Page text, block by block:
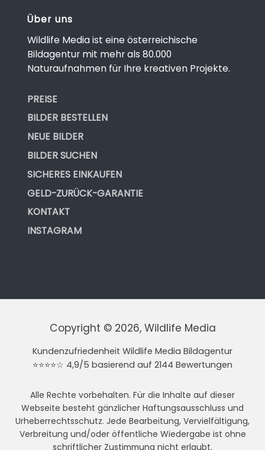
Über uns
Wildlife Media ist eine österreichische
Bildagentur mit mehr als 80.000
Naturaufnahmen für Ihre kreativen Projekte.
PREISE
BILDER BESTELLEN
NEUE BILDER
BILDER SUCHEN
SICHERES EINKAUFEN
GELD-ZURÜCK-GARANTIE
KONTAKT
INSTAGRAM
Copyright © 2026, Wildlife Media
Kundenzufriedenheit Wildlife Media Bildagentur
⭐⭐⭐⭐☆ 4,9/5 basierend auf 2144 Bewertungen
Alle Rechte vorbehalten. Für die Inhalte auf dieser
Webseite besteht gänzlicher Haftungsausschluss und
Urheberrechtsschutz. Jede Bearbeitung, Vervielfältigung,
Verbreitung und/oder öffentliche Wiedergabe ist ohne
schriftlicher Zustimmung nicht erlaubt.